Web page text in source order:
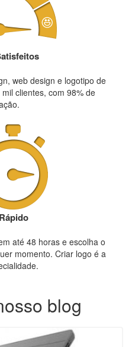
web design e logotipo de
clientes, com 98% de
até 48 horas e escolha o
momento. Criar logo é a
blog